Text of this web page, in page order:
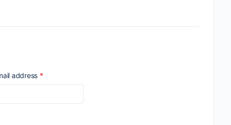
address *Required